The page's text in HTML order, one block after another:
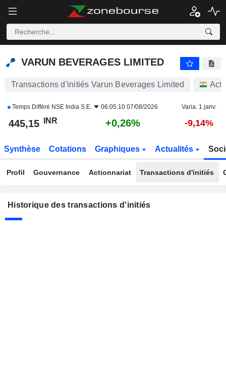
VARUN BEVERAGES LIMITED
Transactions d'initiés Varun Beverages Limited
Temps Différé NSE India S.E. 06:05:10 07/08/2026 Varia. 1 janv.
445,15 INR +0,26% -9,14%
Synthèse Cotations Graphiques Actualités
Profil Gouvernance Actionnariat Transactions d'initiés
Historique des transactions d'initiés